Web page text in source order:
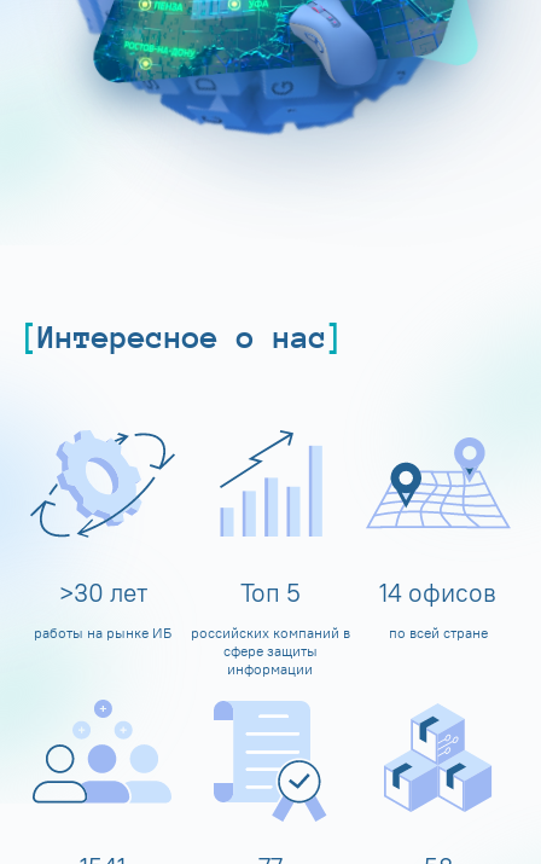
Интересное о нас
>30 лет
работы на рынке ИБ
Топ 5
российских компаний в
сфере защиты
информации
14 офисов
по всей стране